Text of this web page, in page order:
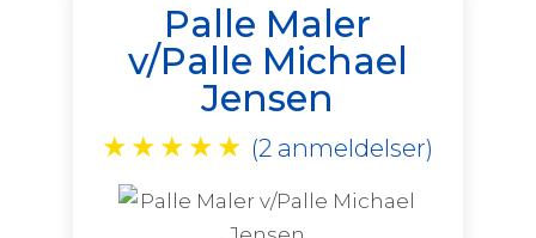
Palle Maler
v/Palle Michael
Jensen
★ ★ ★ ★ ★ (2 anmeldelser)